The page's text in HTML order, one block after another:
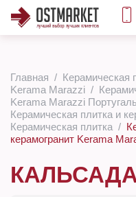
Главная
Керамическая
Kerama Marazzi
Kerama Marazzi
Керамическая плитка и
Керамическая плитка
керамогранит Kerama